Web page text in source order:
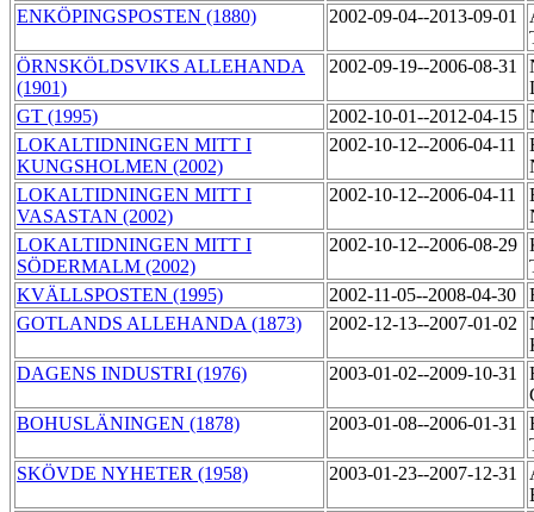
ENKÖPINGSPOSTEN (1880)
2002-09-04--2013-09-01
ÖRNSKÖLDSVIKS ALLEHANDA
(1901)
2002-09-19--2006-08-31
GT (1995)
2002-10-01--2012-04-15
LOKALTIDNINGEN MITT I
KUNGSHOLMEN (2002)
2002-10-12--2006-04-11
LOKALTIDNINGEN MITT I
VASASTAN (2002)
2002-10-12--2006-04-11
LOKALTIDNINGEN MITT I
SÖDERMALM (2002)
2002-10-12--2006-08-29
KVÄLLSPOSTEN (1995)
2002-11-05--2008-04-30
GOTLANDS ALLEHANDA (1873)
2002-12-13--2007-01-02
DAGENS INDUSTRI (1976)
2003-01-02--2009-10-31
BOHUSLÄNINGEN (1878)
2003-01-08--2006-01-31
SKÖVDE NYHETER (1958)
2003-01-23--2007-12-31